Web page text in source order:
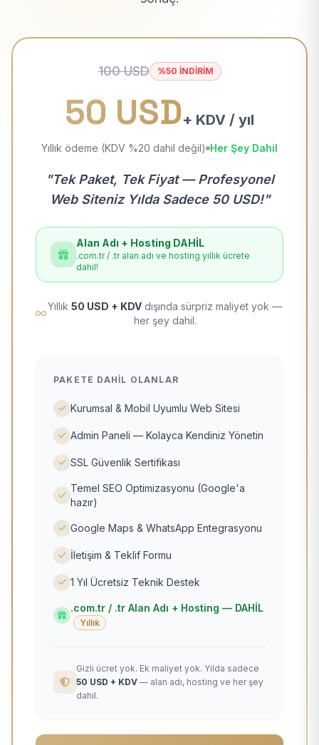
100 USD %50 İNDİRİM
50 USD+ KDV / yıl
Yıllık ödeme (KDV %20 dahil değil) Her Şey Dahil
"Tek Paket, Tek Fiyat — Profesyonel
Web Siteniz Yılda Sadece 50 USD!"
Alan Adı + Hosting DAHİL
.com.tr / .tr alan adı ve hosting yıllık ücrete
dahil!
Yıllık 50 USD + KDV dışında sürpriz maliyet yok —
her şey dahil.
PAKETE DAHIL OLANLAR
Kurumsal & Mobil Uyumlu Web Sitesi
Admin Paneli — Kolayca Kendiniz Yönetin
SSL Güvenlik Sertifikası
Temel SEO Optimizasyonu (Google'a
hazır)
Google Maps & WhatsApp Entegrasyonu
İletişim & Teklif Formu
1 Yıl Ücretsiz Teknik Destek
.com.tr / .tr Alan Adı + Hosting — DAHİL
Yıllık
Gizli ücret yok. Ek maliyet yok. Yılda sadece
50 USD + KDV — alan adı, hosting ve her şey
dahil.